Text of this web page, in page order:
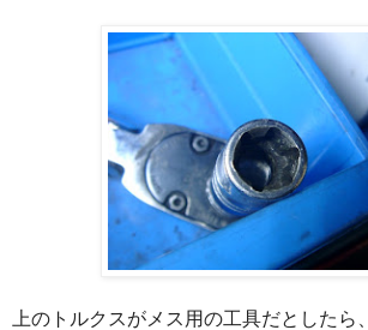
上のトルクスがメス用の工具だとしたら、